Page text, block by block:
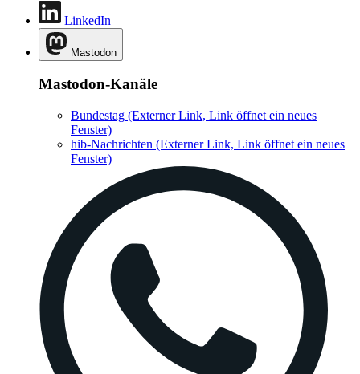
LinkedIn
Mastodon
Mastodon-Kanäle
Bundestag (Externer Link, Link öffnet ein neues
Fenster)
hib-Nachrichten (Externer Link, Link öffnet ein neues
Fenster)